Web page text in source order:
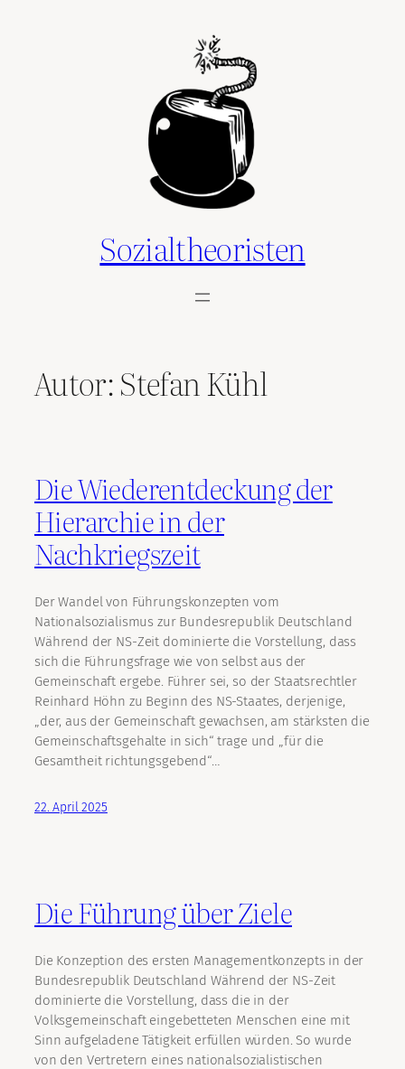
Sozialtheoristen
Autor:Stefan Kühl
Die Wiederentdeckung der
Hierarchie in der
Nachkriegszeit
Der Wandel von Führungskonzepten vom
Nationalsozialismus zur Bundesrepublik Deutschland
Während der NS-Zeit dominierte die Vorstellung, dass
sich die Führungsfrage wie von selbst aus der
Gemeinschaft ergebe. Führer sei, so der Staatsrechtler
Reinhard Höhn zu Beginn des NS-Staates, derjenige,
„der, aus der Gemeinschaft gewachsen, am stärksten die
Gemeinschaftsgehalte in sich“ trage und „für die
Gesamtheit richtungsgebend“…
22. April 2025
Die Führung über Ziele
Die Konzeption des ersten Managementkonzepts in der
Bundesrepublik Deutschland Während der NS-Zeit
dominierte die Vorstellung, dass die in der
Volksgemeinschaft eingebetteten Menschen eine mit
Sinn aufgeladene Tätigkeit erfüllen würden. So wurde
von den Vertretern eines nationalsozialistischen